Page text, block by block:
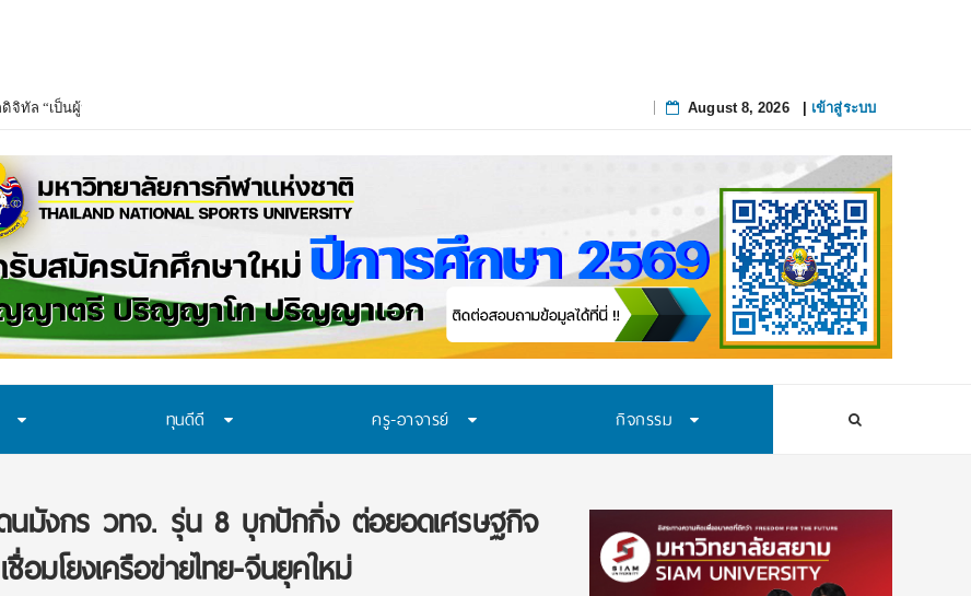
August 8, 2026| เข้าสู่ระบบ
ทุนดีดี ครู-อาจารย์ กิจกรรม
ดนมังกร วทจ. รุ่น 8 บุกปักกิ่ง ต่อยอดเศรษฐกิจ
อมโยงเครือข่ายไทย-จีนยุคใหม่